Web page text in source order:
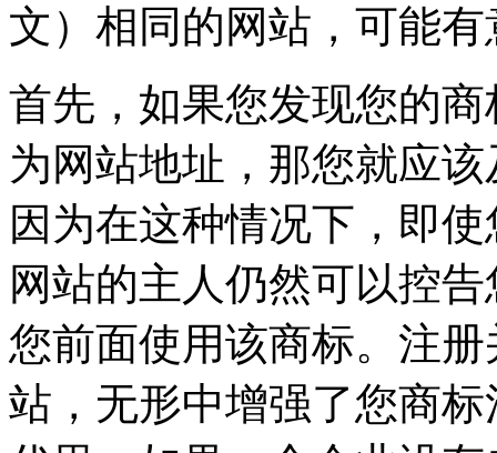
文）相同的网站，可能
首先，如果您发现您的
为网站地址，那您就应
因为在这种情况下，即
网站的主人仍然可以控
您前面使用该商标。注
站，无形中增强了您商